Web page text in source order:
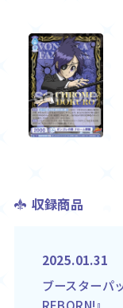
収録商品
2025.01.31
ブースターパ
REBORN!』